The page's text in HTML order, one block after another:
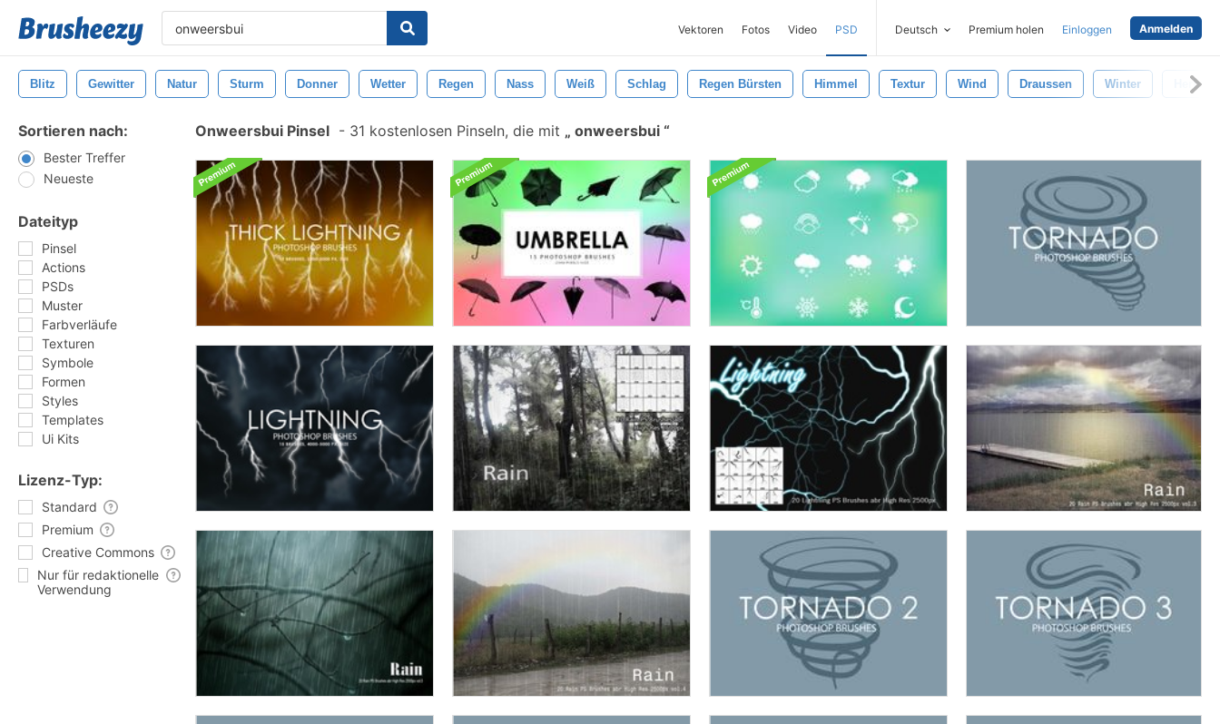
Vektoren Fotos Video PSD Deutsch Premium holen Einloggen Anmelden
Blitz Gewitter Natur Sturm Donner Wetter Regen Nass Weiß Schlag Regen Bürsten Himmel Textur Wind Draussen Winter Herbst
Sortieren nach:
Bester Treffer
Neueste
Dateityp
Pinsel
Actions
PSDs
Muster
Farbverläufe
Texturen
Symbole
Formen
Styles
Templates
Ui Kits
Lizenz-Typ:
Standard
Premium
Creative Commons
Nur für redaktionelle
Verwendung
Onweersbui Pinsel - 31 kostenlosen Pinseln, die mit onweersbui